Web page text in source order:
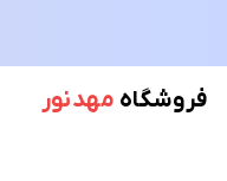
فروشگاه مهد نور